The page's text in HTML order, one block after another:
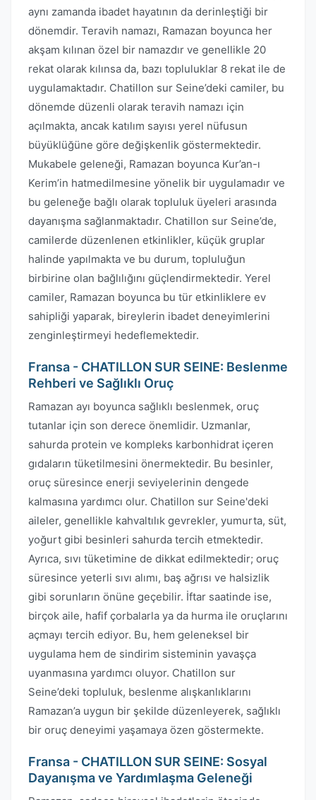
aynı zamanda ibadet hayatının da derinleştiği bir
dönemdir. Teravih namazı, Ramazan boyunca her
akşam kılınan özel bir namazdır ve genellikle 20
rekat olarak kılınsa da, bazı topluluklar 8 rekat ile de
uygulamaktadır. Chatillon sur Seine’deki camiler, bu
dönemde düzenli olarak teravih namazı için
açılmakta, ancak katılım sayısı yerel nüfusun
büyüklüğüne göre değişkenlik göstermektedir.
Mukabele geleneği, Ramazan boyunca Kur’an-ı
Kerim’in hatmedilmesine yönelik bir uygulamadır ve
bu geleneğe bağlı olarak topluluk üyeleri arasında
dayanışma sağlanmaktadır. Chatillon sur Seine’de,
camilerde düzenlenen etkinlikler, küçük gruplar
halinde yapılmakta ve bu durum, topluluğun
birbirine olan bağlılığını güçlendirmektedir. Yerel
camiler, Ramazan boyunca bu tür etkinliklere ev
sahipliği yaparak, bireylerin ibadet deneyimlerini
zenginleştirmeyi hedeflemektedir.
Fransa - CHATILLON SUR SEINE: Beslenme
Rehberi ve Sağlıklı Oruç
Ramazan ayı boyunca sağlıklı beslenmek, oruç
tutanlar için son derece önemlidir. Uzmanlar,
sahurda protein ve kompleks karbonhidrat içeren
gıdaların tüketilmesini önermektedir. Bu besinler,
oruç süresince enerji seviyelerinin dengede
kalmasına yardımcı olur. Chatillon sur Seine'deki
aileler, genellikle kahvaltılık gevrekler, yumurta, süt,
yoğurt gibi besinleri sahurda tercih etmektedir.
Ayrıca, sıvı tüketimine de dikkat edilmektedir; oruç
süresince yeterli sıvı alımı, baş ağrısı ve halsizlik
gibi sorunların önüne geçebilir. İftar saatinde ise,
birçok aile, hafif çorbalarla ya da hurma ile oruçlarını
açmayı tercih ediyor. Bu, hem geleneksel bir
uygulama hem de sindirim sisteminin yavaşça
uyanmasına yardımcı oluyor. Chatillon sur
Seine’deki topluluk, beslenme alışkanlıklarını
Ramazan’a uygun bir şekilde düzenleyerek, sağlıklı
bir oruç deneyimi yaşamaya özen göstermekte.
Fransa - CHATILLON SUR SEINE: Sosyal
Dayanışma ve Yardımlaşma Geleneği